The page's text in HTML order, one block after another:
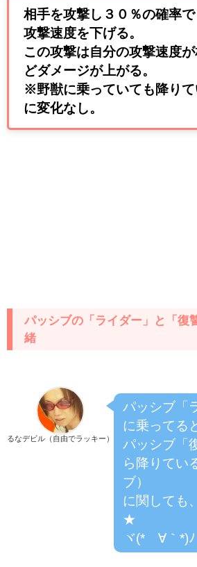
相手を攻撃し３０％の確率で
攻撃速度を下げる。
この攻撃は自分の攻撃速度
どダメージが上がる。
※野獣に乗っていても降りて
に変化なし。
パッシブの「ライダー」と「復
緒
るなデビル（自由でラッキー）
パッシブ「
に乗ってる
パッシブ「
ら降りてい
ブ）
に関しても
★
ヾ(*´∀｀*)ﾉ